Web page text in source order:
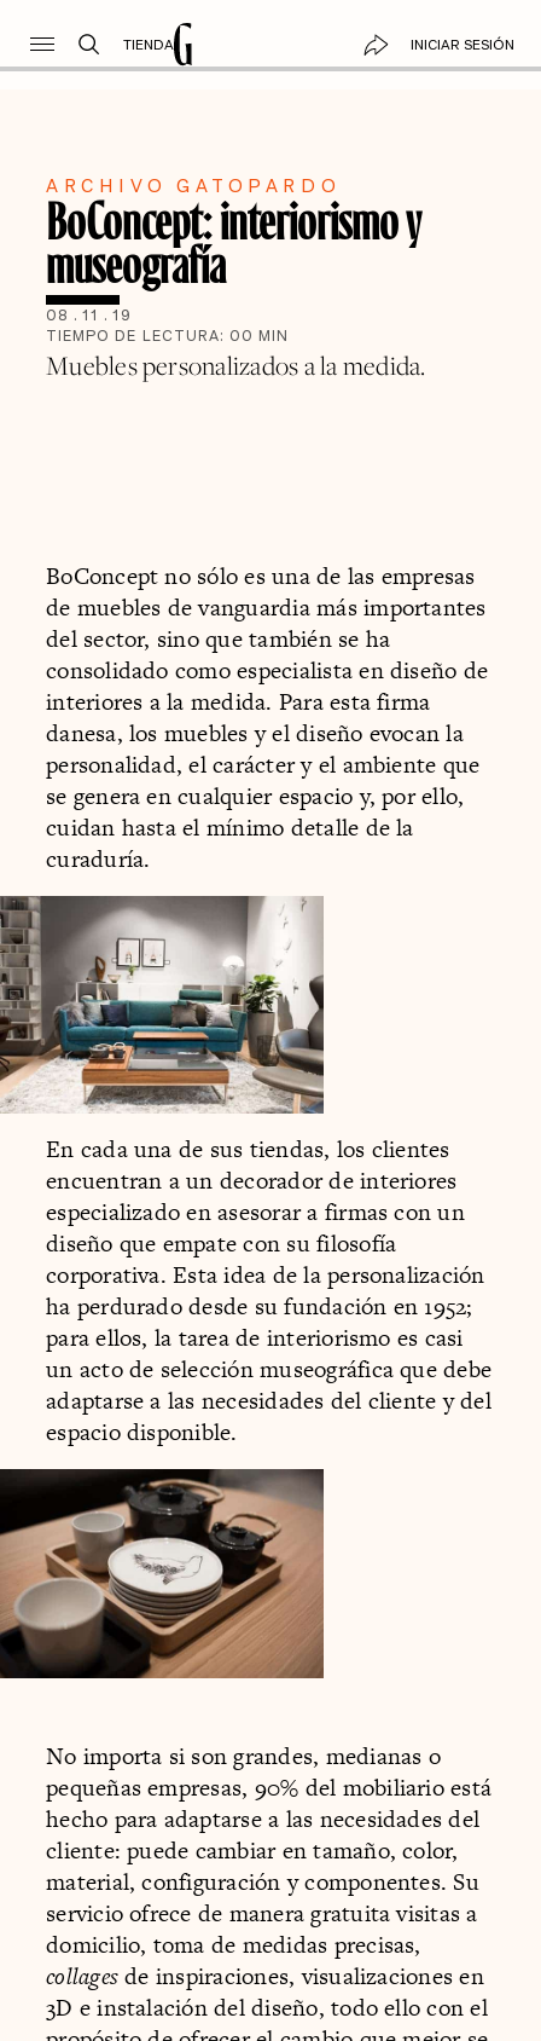
TIENDA INICIAR SESIÓN
ARCHIVO GATOPARDO
BoConcept: interiorismo y
museografía
08 . 11 . 19
TIEMPO DE LECTURA: 00 MIN
Muebles personalizados a la medida.
BoConcept no sólo es una de las empresas
de muebles de vanguardia más importantes
del sector, sino que también se ha
consolidado como especialista en diseño de
interiores a la medida. Para esta firma
danesa, los muebles y el diseño evocan la
personalidad, el carácter y el ambiente que
se genera en cualquier espacio y, por ello,
cuidan hasta el mínimo detalle de la
curaduría.
En cada una de sus tiendas, los clientes
encuentran a un decorador de interiores
especializado en asesorar a firmas con un
diseño que empate con su filosofía
corporativa. Esta idea de la personalización
ha perdurado desde su fundación en 1952;
para ellos, la tarea de interiorismo es casi
un acto de selección museográfica que debe
adaptarse a las necesidades del cliente y del
espacio disponible.
No importa si son grandes, medianas o
pequeñas empresas, 90% del mobiliario está
hecho para adaptarse a las necesidades del
cliente: puede cambiar en tamaño, color,
material, configuración y componentes. Su
servicio ofrece de manera gratuita visitas a
domicilio, toma de medidas precisas,
collagesde inspiraciones, visualizaciones en
3D e instalación del diseño, todo ello con el